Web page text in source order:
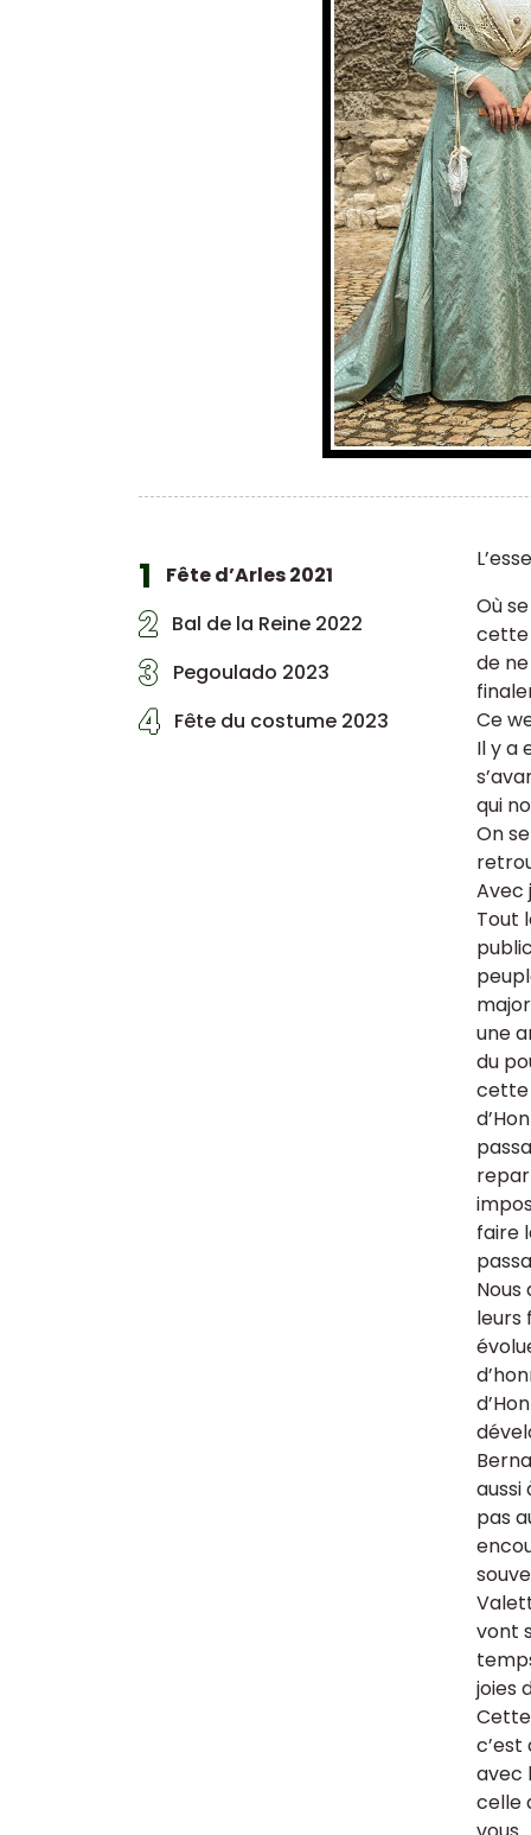
1 Fête d’Arles 2021
2 Bal de la Reine 2022
3 Pegoulado 2023
4 Fête du costume 2023
Où
cette
de
Ce
Il y a
qui
On
Avec
Tout
une
du
cette
faire
leurs
aussi
pas
vont
joies
Cette
avec
celle